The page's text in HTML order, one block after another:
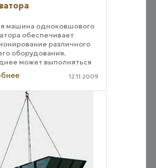
машина одноковшового
обеспечивает
различного
оборудования.
может выполняться
Рабочее оборудование
грунта считается
а для выполнения
операций ...
12.11.2009